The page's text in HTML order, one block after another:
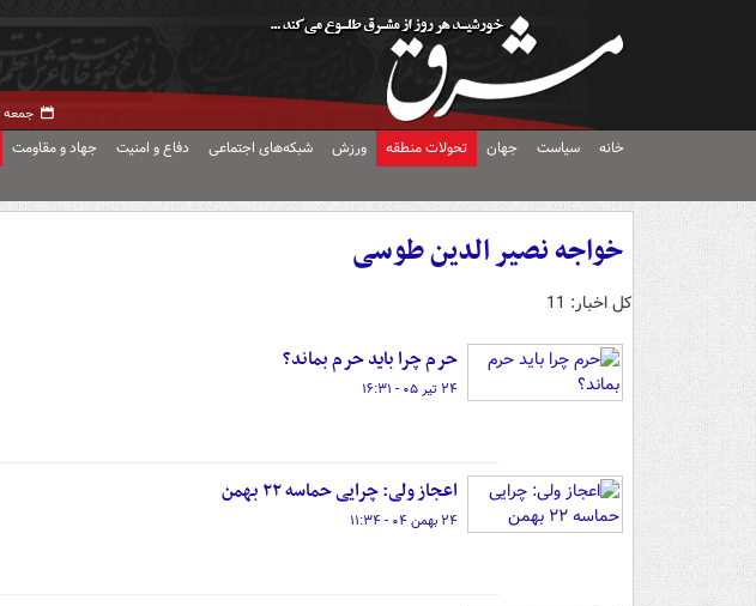
جمعه ۱۶ مرداد ۱۴۰۵ -
خانه سیاست جهان تحولات منطقه ورزش شبکه‌های اجتماعی دفاع و امنیت جهاد و مقاومت
خواجه نصیر الدین طوسی
کل اخبار: 11
حرم چرا باید حرم بماند؟
۲۴ تیر ۰۵ - ۱۶:۳۱
اعجاز ولی: چرایی حماسه ۲۲ بهمن
۲۴ بهمن ۰۴ - ۱۱:۳۴